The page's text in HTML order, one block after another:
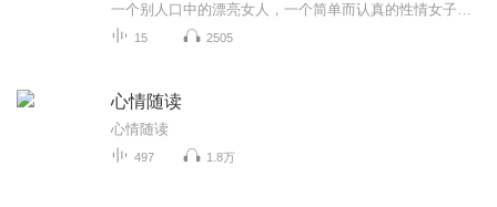
15 2505
心情随读
心情随读
497 1.8万